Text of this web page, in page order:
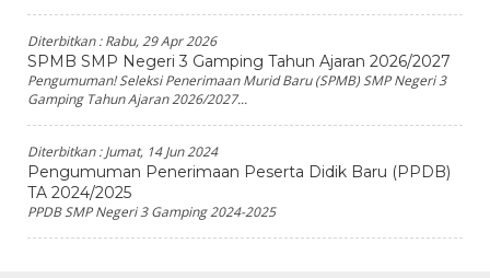
Diterbitkan :Rabu, 29 Apr 2026
SPMB SMP Negeri 3 Gamping Tahun Ajaran 2026/2027
Pengumuman! Seleksi Penerimaan Murid Baru (SPMB) SMP Negeri 3
Gamping Tahun Ajaran 2026/2027...
Diterbitkan :Jumat, 14 Jun 2024
Pengumuman Penerimaan Peserta Didik Baru (PPDB)
TA 2024/2025
PPDB SMP Negeri 3 Gamping 2024-2025